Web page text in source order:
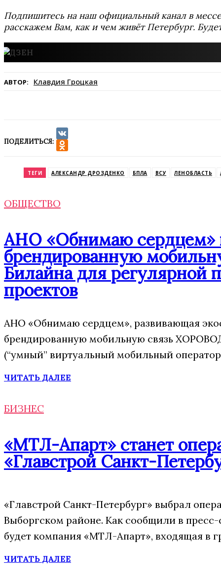
Подпишитесь на наш официальный канал в
расскажем Вам, как и чем живёт Петербург.
АВТОР: Клавдия Гроцкая
ПОДЕЛИТЬСЯ:
VK
ТЕГИ АЛЕКСАНДР ДРОЗДЕНКО БПЛА ВСУ ЛЕНОБЛАСТЬ
ОБЩЕСТВО
АНО «Обнимаю сердцем»
брендированную
Билайна для регулярной
проектов
АНО «Обнимаю сердцем», развивающая
брендированную мобильную связь
(“умный” виртуальный мобильный
ЧИТАТЬ ДАЛЕЕ
БИЗНЕС
«МТЛ-Апарт» станет
«Главстрой Санкт-
«Главстрой Санкт-Петербург» выбрал
Выборгском районе. Как сообщили в
будет компания «МТЛ-Апарт», входящая в
ЧИТАТЬ ДАЛЕЕ